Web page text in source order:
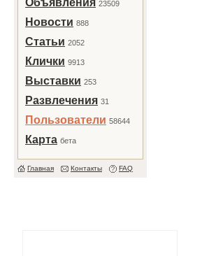
Объявления 23509
Новости 888
Статьи 2052
Клички 9913
Выставки 253
Развлечения 31
Пользователи 58644
Карта бета
Главная Контакты FAQ